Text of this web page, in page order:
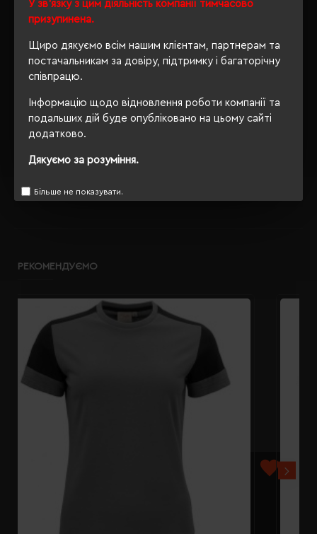
У зв'язку з цим діяльність компанії тимчасово
призупинена.
Щиро дякуємо всім нашим клієнтам, партнерам та
постачальникам за довіру, підтримку і багаторічну
співпрацю.
Інформацію щодо відновлення роботи компанії та
подальших дій буде опубліковано на цьому сайті
додатково.
Дякуємо за розуміння.
Більше не показувати.
упаковки
Ні
Сертифікація
OEKO-TEX® Standard 100,
PETA-Approved Vegan
Кількість
сторінок
ОПИС
ВІДГУКИ
РЕКОМЕНДУЄМО